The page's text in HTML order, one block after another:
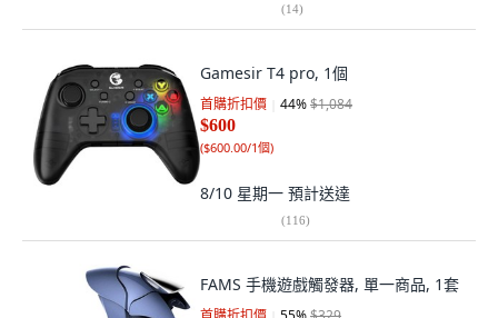
(14)
Gamesir T4 pro, 1個
首購折扣價 44%$1,084
$600
($600.00/1個)
8/10 星期一 預計送達
(116)
FAMS 手機遊戲觸發器, 單一商品, 1套